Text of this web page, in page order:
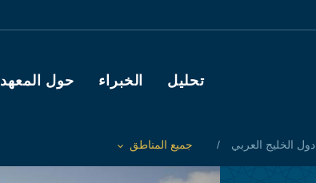
Main navigation
تحليل الخبراء حول المعهد
دول الخليج العربي
Toggle List of
جميع المناطق